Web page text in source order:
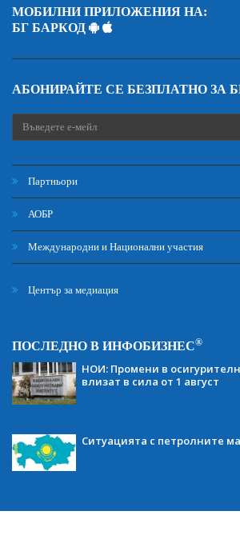
МОБИЛНИ ПРИЛОЖЕНИЯ НА:
БГ БАРКОД
АБОНИРАЙТЕ СЕ БЕЗПЛАТНО ЗА
Партньори
АОБР
Международни и Национални участия
Център за медиация
ПОСЛЕДНО В ИНФОБИЗНЕС®
НОИ: Промени в
влизат в сила от 1 август
Ситуацията с петролните